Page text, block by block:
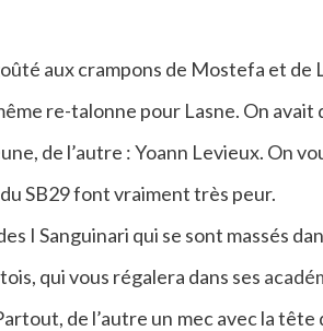
aux crampons de Mostefa et
re-talonne pour Lasne. On avait
de l’autre : Yoann Levieux. On
SB29 font vraiment très peur.
I Sanguinari qui se sont massés
qui vous régalera dans ses
de l’autre un mec avec la